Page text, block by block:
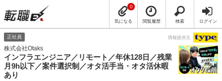
気になる
0
閲覧履歴 検索 ログイン
正社員 情報提供元
株式会社Otaks
インフラエンジニア／リモート／年休128日／残業
月9h以下／案件選択制／オタ活手当・オタ活休暇
あり